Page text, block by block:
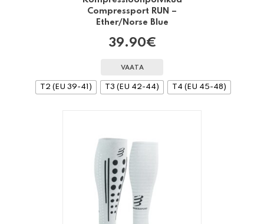
Compressport RUN –
Ether/Norse Blue
39.90€
VAATA
T2 (EU 39-41) T3 (EU 42-44) T4 (EU 45-48)